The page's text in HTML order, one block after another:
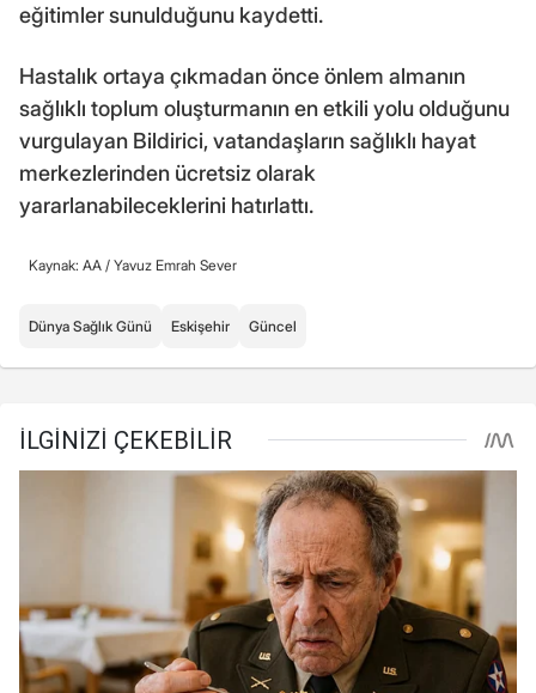
eğitimler sunulduğunu kaydetti.
Hastalık ortaya çıkmadan önce önlem almanın
sağlıklı toplum oluşturmanın en etkili yolu olduğunu
vurgulayan Bildirici, vatandaşların sağlıklı hayat
merkezlerinden ücretsiz olarak
yararlanabileceklerini hatırlattı.
Kaynak: AA / Yavuz Emrah Sever
Dünya Sağlık Günü Eskişehir Güncel